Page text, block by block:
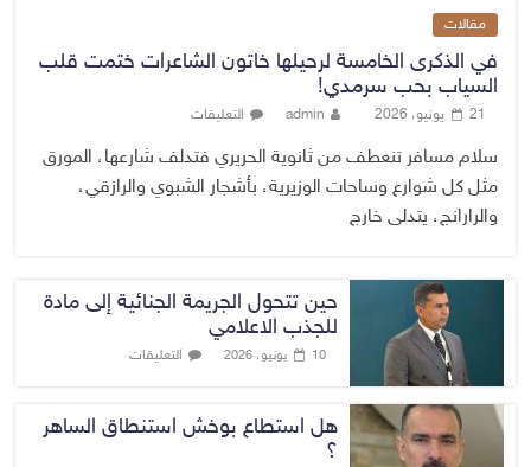
مقالات
في الذكرى الخامسة لرحيلها خاتون الشاعرات ختمت قلب
السياب بحب سرمدي!
21 يونيو، 2026 admin التعليقات
سلام مسافر تنعطف من ثانوية الحريري فتدلف شارعها، المورق
مثل كل شوارع وساحات الوزيرية، بأشجار الشبوي والرازقي،
والرارانج، يتدلى خارج
حين تتحول الجريمة الجنائية إلى مادة
للجذب الاعلامي
10 يونيو، 2026 التعليقات
هل استطاع بوخش استنطاق الساهر
؟